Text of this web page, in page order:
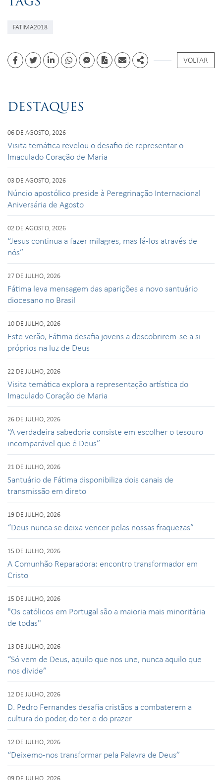
FATIMA2018
FacebookTwitterLinkedinwhatsappfacebook messenger
PDF EmailShare
VOLTAR
DESTAQUES
06 DE AGOSTO, 2026
Visita temática revelou o desafio de representar o
Imaculado Coração de Maria
03 DE AGOSTO, 2026
Núncio apostólico preside à Peregrinação Internacional
Aniversária de Agosto
02 DE AGOSTO, 2026
“Jesus continua a fazer milagres, mas fá-los através de
nós”
27 DE JULHO, 2026
Fátima leva mensagem das aparições a novo santuário
diocesano no Brasil
10 DE JULHO, 2026
Este verão, Fátima desafia jovens a descobrirem-se a si
próprios na luz de Deus
22 DE JULHO, 2026
Visita temática explora a representação artística do
Imaculado Coração de Maria
26 DE JULHO, 2026
“A verdadeira sabedoria consiste em escolher o tesouro
incomparável que é Deus”
21 DE JULHO, 2026
Santuário de Fátima disponibiliza dois canais de
transmissão em direto
19 DE JULHO, 2026
“Deus nunca se deixa vencer pelas nossas fraquezas”
15 DE JULHO, 2026
A Comunhão Reparadora: encontro transformador em
Cristo
15 DE JULHO, 2026
"Os católicos em Portugal são a maioria mais minoritária
de todas"
13 DE JULHO, 2026
“Só vem de Deus, aquilo que nos une, nunca aquilo que
nos divide”
12 DE JULHO, 2026
D. Pedro Fernandes desafia cristãos a combaterem a
cultura do poder, do ter e do prazer
12 DE JULHO, 2026
“Deixemo-nos transformar pela Palavra de Deus”
09 DE JULHO, 2026